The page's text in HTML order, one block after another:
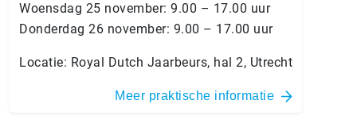
Woensdag 25 november: 9.00 – 17.00 uur
Donderdag 26 november: 9.00 – 17.00 uur
Locatie: Royal Dutch Jaarbeurs, hal 2, Utrecht
Meer praktische informatie